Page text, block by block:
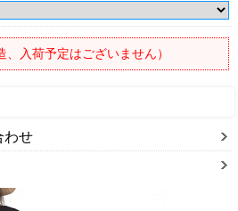
入荷予定はございません）
わせ